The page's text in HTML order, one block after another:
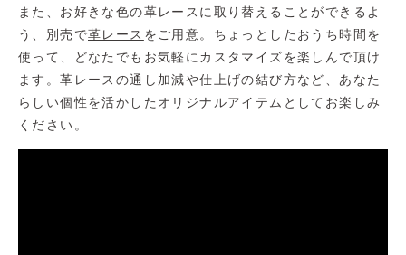
また、お好きな色の革レースに取り替えることができるよ
う、別売で革レース をご用意。ちょっとしたおうち時間を
使って、どなたでもお気軽にカスタマイズを楽しんで頂け
ます。革レースの通し加減や仕上げの結び方など、あなた
らしい個性を活かしたオリジナルアイテムとしてお楽しみ
ください。